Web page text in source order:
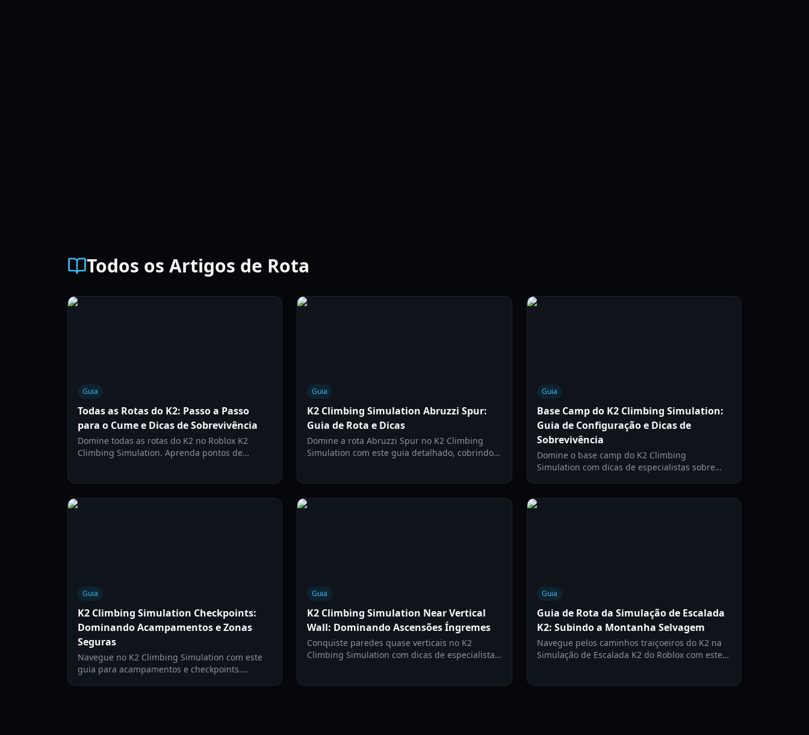
Todos os Artigos de Rota
Guia
Todas as Rotas do K2: Passo a Passo
para o Cume e Dicas de Sobrevivência
Domine todas as rotas do K2 no Roblox K2
Climbing Simulation. Aprenda pontos de
Guia
K2 Climbing Simulation Abruzzi Spur:
Guia de Rota e Dicas
Domine a rota Abruzzi Spur no K2 Climbing
Simulation com este guia detalhado, cobrindo
Guia
Base Camp do K2 Climbing Simulation:
Guia de Configuração e Dicas de
Sobrevivência
Domine o base camp do K2 Climbing
Simulation com dicas de especialistas sobre
subida definitiva no Roblox.
Guia
K2 Climbing Simulation Checkpoints:
Dominando Acampamentos e Zonas
Seguras
Navegue no K2 Climbing Simulation com este
guia para acampamentos e checkpoints.
Guia
K2 Climbing Simulation Near Vertical
Wall: Dominando Ascensões Íngremes
Conquiste paredes quase verticais no K2
Climbing Simulation com dicas de especialistas,
Guia
Guia de Rota da Simulação de Escalada
K2: Subindo a Montanha Selvagem
Navegue pelos caminhos traiçoeiros do K2 na
Simulação de Escalada K2 do Roblox com este